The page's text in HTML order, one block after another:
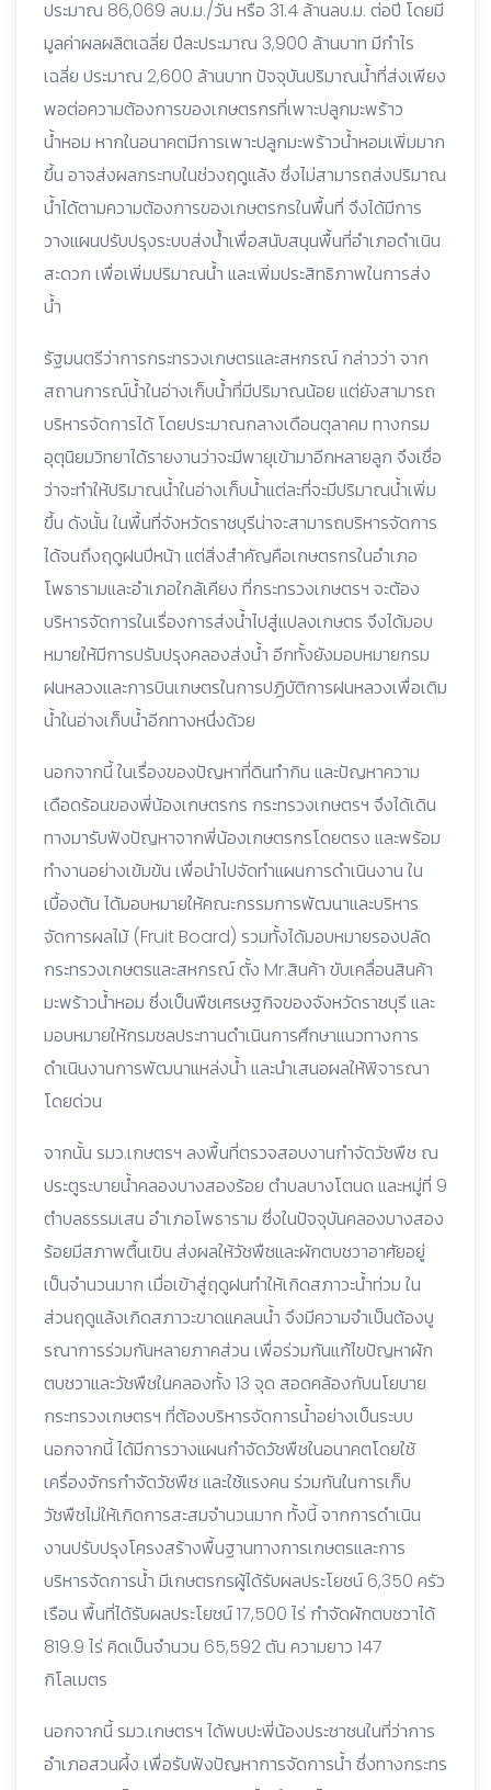
ประมาณ 86,069 ลบ.ม./วัน หรือ 31.4 ล้านลบ.ม. ต่อปี โดยมี
มูลค่าผลผลิตเฉลี่ย ปีละประมาณ 3,900 ล้านบาท มีกําไร
เฉลี่ย ประมาณ 2,600 ล้านบาท ปัจจุบันปริมาณน้ำที่ส่งเพียง
พอต่อความต้องการของเกษตรกรที่เพาะปลูกมะพร้าว
น้ำหอม หากในอนาคตมีการเพาะปลูกมะพร้าวน้ำหอมเพิ่มมาก
ขึ้น อาจส่งผลกระทบในช่วงฤดูแล้ง ซึ่งไม่สามารถส่งปริมาณ
น้ำได้ตามความต้องการของเกษตรกรในพื้นที่ จึงได้มีการ
วางแผนปรับปรุงระบบส่งน้ําเพื่อสนับสนุนพื้นที่อําเภอดําเนิน
สะดวก เพื่อเพิ่มปริมาณน้ำ และเพิ่มประสิทธิภาพในการส่ง
น้ำ
รัฐมนตรีว่าการกระทรวงเกษตรและสหกรณ์ กล่าวว่า จาก
สถานการณ์น้ำในอ่างเก็บน้ำที่มีปริมาณน้อย แต่ยังสามารถ
บริหารจัดการได้ โดยประมาณกลางเดือนตุลาคม ทางกรม
อุตุนิยมวิทยาได้รายงานว่าจะมีพายุเข้ามาอีกหลายลูก จึงเชื่อ
ว่าจะทำให้ปริมาณน้ำในอ่างเก็บน้ำแต่ละที่จะมีปริมาณน้ำเพิ่ม
ขึ้น ดังนั้น ในพื้นที่จังหวัดราชบุรีน่าจะสามารถบริหารจัดการ
ได้จนถึงฤดูฝนปีหน้า แต่สิ่งสำคัญคือเกษตรกรในอำเภอ
โพธารามและอำเภอใกล้เคียง ที่กระทรวงเกษตรฯ จะต้อง
บริหารจัดการในเรื่องการส่งน้ำไปสู่แปลงเกษตร จึงได้มอบ
หมายให้มีการปรับปรุงคลองส่งน้ำ อีกทั้งยังมอบหมายกรม
ฝนหลวงและการบินเกษตรในการปฏิบัติการฝนหลวงเพื่อเติม
น้ำในอ่างเก็บน้ำอีกทางหนึ่งด้วย
นอกจากนี้ ในเรื่องของปัญหาที่ดินทำกิน และปัญหาความ
เดือดร้อนของพี่น้องเกษตรกร กระทรวงเกษตรฯ จึงได้เดิน
ทางมารับฟังปัญหาจากพี่น้องเกษตรกรโดยตรง และพร้อม
ทำงานอย่างเข้มข้น เพื่อนำไปจัดทำแผนการดำเนินงาน ใน
เบื้องต้น ได้มอบหมายให้คณะกรรมการพัฒนาและบริหาร
จัดการผลไม้ (Fruit Board) รวมทั้งได้มอบหมายรองปลัด
กระทรวงเกษตรและสหกรณ์ ตั้ง Mr.สินค้า ขับเคลื่อนสินค้า
มะพร้าวน้ำหอม ซึ่งเป็นพืชเศรษฐกิจของจังหวัดราชบุรี และ
มอบหมายให้กรมชลประทานดำเนินการศึกษาแนวทางการ
ดำเนินงานการพัฒนาแหล่งน้ำ และนำเสนอผลให้พิจารณา
โดยด่วน
จากนั้น รมว.เกษตรฯ ลงพื้นที่ตรวจสอบงานกำจัดวัชพืช ณ
ประตูระบายน้ำคลองบางสองร้อย ตำบลบางโตนด และหมู่ที่ 9
ตำบลธรรมเสน อำเภอโพธาราม ซึ่งในปัจจุบันคลองบางสอง
ร้อยมีสภาพตื้นเขิน ส่งผลให้วัชพืชและผักตบชวาอาศัยอยู่
เป็นจำนวนมาก เมื่อเข้าสู่ฤดูฝนทำให้เกิดสภาวะน้ำท่วม ใน
ส่วนฤดูแล้งเกิดสภาวะขาดแคลนน้ำ จึงมีความจำเป็นต้องบู
รณาการร่วมกันหลายภาคส่วน เพื่อร่วมกันแก้ไขปัญหาผัก
ตบชวาและวัชพืชในคลองทั้ง 13 จุด สอดคล้องกับนโยบาย
กระทรวงเกษตรฯ ที่ต้องบริหารจัดการน้ำอย่างเป็นระบบ
นอกจากนี้ ได้มีการวางแผนกำจัดวัชพืชในอนาคตโดยใช้
เครื่องจักรกำจัดวัชพืช และใช้แรงคน ร่วมกันในการเก็บ
วัชพืชไม่ให้เกิดการสะสมจำนวนมาก ทั้งนี้ จากการดำเนิน
งานปรับปรุงโครงสร้างพื้นฐานทางการเกษตรและการ
บริหารจัดการน้ำ มีเกษตรกรผู้ได้รับผลประโยชน์ 6,350 ครัว
เรือน พื้นที่ได้รับผลประโยชน์ 17,500 ไร่ กำจัดผักตบชวาได้
819.9 ไร่ คิดเป็นจำนวน 65,592 ตัน ความยาว 147
กิโลเมตร
นอกจากนี้ รมว.เกษตรฯ ได้พบปะพี่น้องประชาชนในที่ว่าการ
อำเภอสวนผึ้ง เพื่อรับฟังปัญหาการจัดการน้ำ ซึ่งทางกระทร